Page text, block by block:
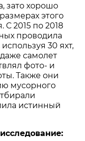
зато хорошо
этого
С 2015 по 2018
проводила
30 яхт,
самолет
фото- и
Также они
мусорного
истинный